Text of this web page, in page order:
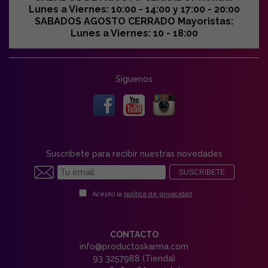
Lunes a Viernes: 10:00 - 14:00 y 17:00 - 20:00
SABADOS AGOSTO CERRADO Mayoristas:
Lunes a Viernes: 10 - 18:00
Síguenos
Suscríbete para recibir nuestras novedades
SUSCRIBETE
Acepto la política de privacidad
CONTACTO
info@productoskarma.com
93 3257988 (Tienda)